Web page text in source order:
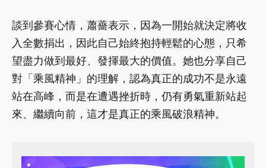
談到參賽心情，蕭薔表示，因為一開始就決定將收
入全數捐出，因此自己始終抱持輕鬆的心態，只希
望盡力做到最好、發揮最大的價值。她也分享自己
對「乘風精神」的理解，認為真正的成功不是永遠
站在高峰，而是在遭遇挫折時，仍有勇氣重新站起
來、繼續向前，這才是真正的乘風破浪精神。